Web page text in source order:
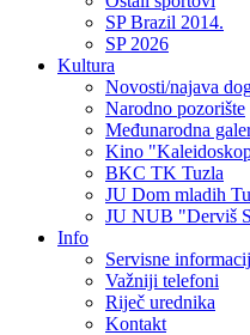
SP Brazil 2014.
SP 2026
Kultura
Novosti/najava
Narodno pozorište
Međunarodna
Kino
BKC TK Tuzla
JU Dom mladih
JU NUB "Derviš
Info
Servisne
Važniji telefoni
Riječ urednika
Kontakt